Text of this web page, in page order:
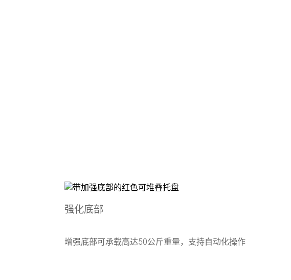
强化底部
增强底部可承载高达50公斤重量，支持自动化操作